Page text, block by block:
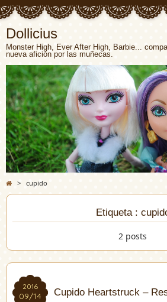
Dollicius
Monster High, Ever After High, Barbie...
nueva afición por las muñecas.
> cupido
Etiqueta :
2 posts
2016
09/14
2016
09/14 Cupido Heartstruck –